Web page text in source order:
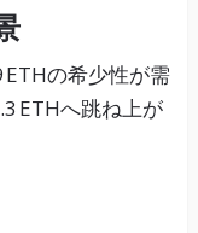
の希少性が需
ETHへ跳ね上が